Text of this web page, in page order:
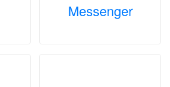
Messenger